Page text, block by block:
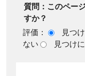
質問：このペー
すか？
評価：
見つ
ない
見つけ